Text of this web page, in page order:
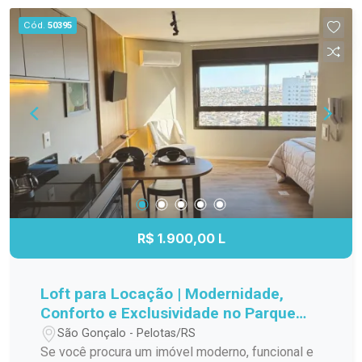
boa infraestrutura de lazer, este imóvel reúne
características que favorecem uma rotina
confortável e funcional. Entre em contato para
mais informações e agende sua visita.
lazer para toda a família. Entre em contato e
agende sua visita! Seu novo lar pode estar aqui.
Cód. 50395
R$ 1.900,00 L
Loft para Locação | Modernidade,
Conforto e Exclusividade no Parque
UnaSão Gonçalo - Pelotas/RS
Se você procura um imóvel moderno, funcional e